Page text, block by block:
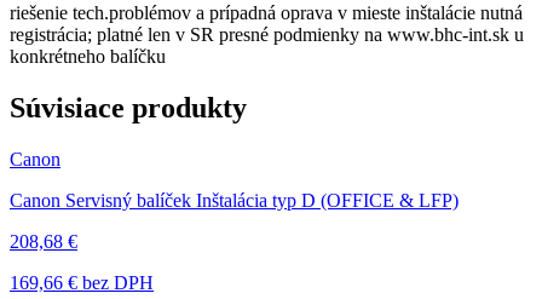
riešenie tech.problémov a prípadná oprava v mieste inštalácie nutná
registrácia; platné len v SR presné podmienky na www.bhc-int.sk u
konkrétneho balíčku
Súvisiace produkty
Canon
Canon Servisný balíček Inštalácia typ D (OFFICE & LFP)
208,68 €
169,66 € bez DPH